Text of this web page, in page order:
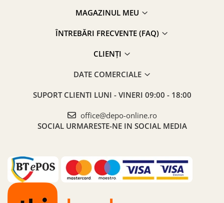
MAGAZINUL MEU
ÎNTREBĂRI FRECVENTE (FAQ)
CLIENȚI
DATE COMERCIALE
SUPORT CLIENTI LUNI - VINERI 09:00 - 18:00
office@depo-online.ro
SOCIAL URMARESTE-NE IN SOCIAL MEDIA